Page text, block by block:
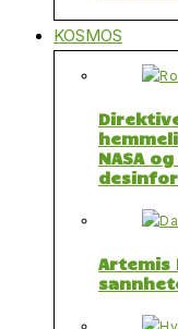
KOSMOS
NASA
Artemis